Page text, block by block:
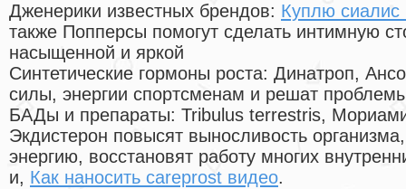
Дженерики известных брендов: Куплю сиалис
также Попперсы помогут сделать интимную
насыщенной и яркой
Синтетические гормоны роста: Динатроп,
силы, энергии спортсменам и решат
БАДы и препараты: Tribulus terrestris,
Экдистерон повысят выносливость
энергию, восстановят работу многих
и, Как наносить careprost видео.